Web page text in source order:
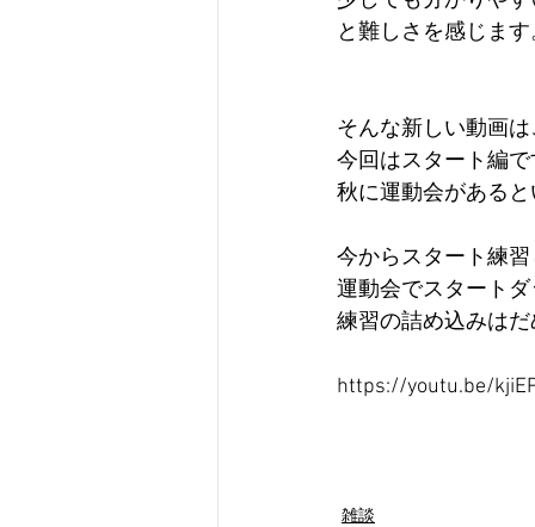
と難しさを感じます
そんな新しい動画
今回はスタート編
秋に運動会がある
今からスタート練
運動会でスタート
練習の詰め込みは
https://youtu.be/
雑談